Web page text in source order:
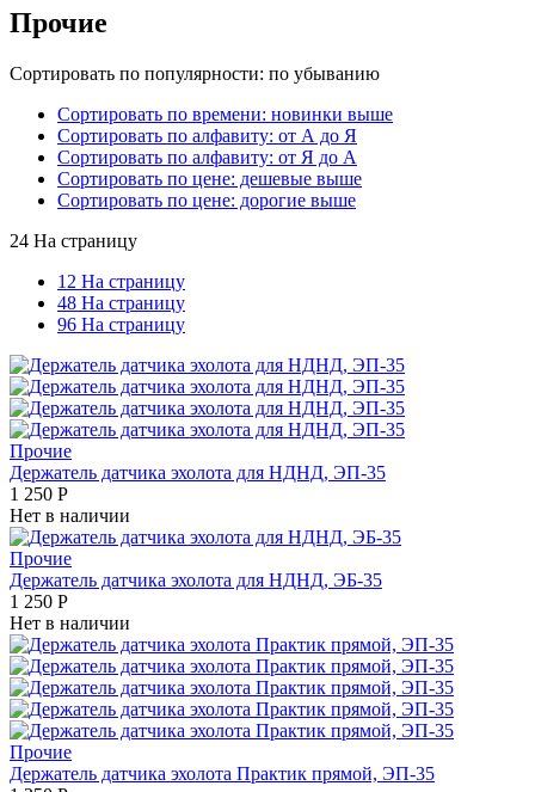
Прочие
Сортировать по популярности: по убыванию
Сортировать по времени: новинки выше
Сортировать по алфавиту: от А до Я
Сортировать по алфавиту: от Я до А
Сортировать по цене: дешевые выше
Сортировать по цене: дорогие выше
24 На страницу
12 На страницу
48 На страницу
96 На страницу
Прочие
Держатель датчика эхолота для НДНД, ЭП-35
1 250 Р
Нет в наличии
Прочие
Держатель датчика эхолота для НДНД, ЭБ-35
1 250 Р
Нет в наличии
Прочие
Держатель датчика эхолота Практик прямой, ЭП-35